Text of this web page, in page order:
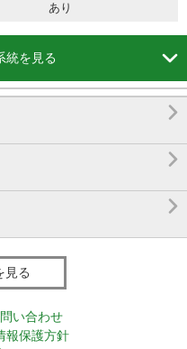
あり
統を見る 



見る
い合わせ
報保護方針